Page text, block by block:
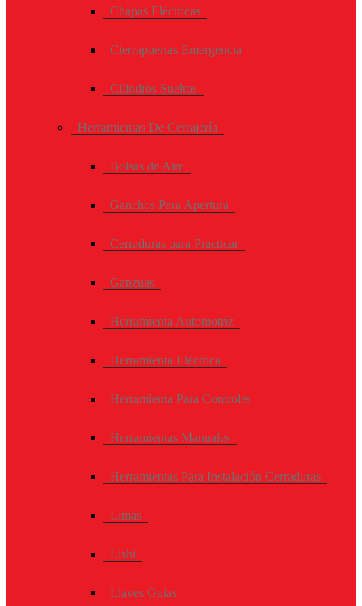
Chapas Eléctricas
Cierrapuertas Emergencia
Cilindros Sueltos
Herramientas De Cerrajería
Bolsas de Aire
Ganchos Para Apertura
Cerraduras para Practicar
Ganzuas
Herramienta Automotriz
Herramienta Eléctrica
Herramienta Para Controles
Herramientas Manuales
Herramientas Para Instalación Cerraduras
Limas
Lishi
Llaves Guias